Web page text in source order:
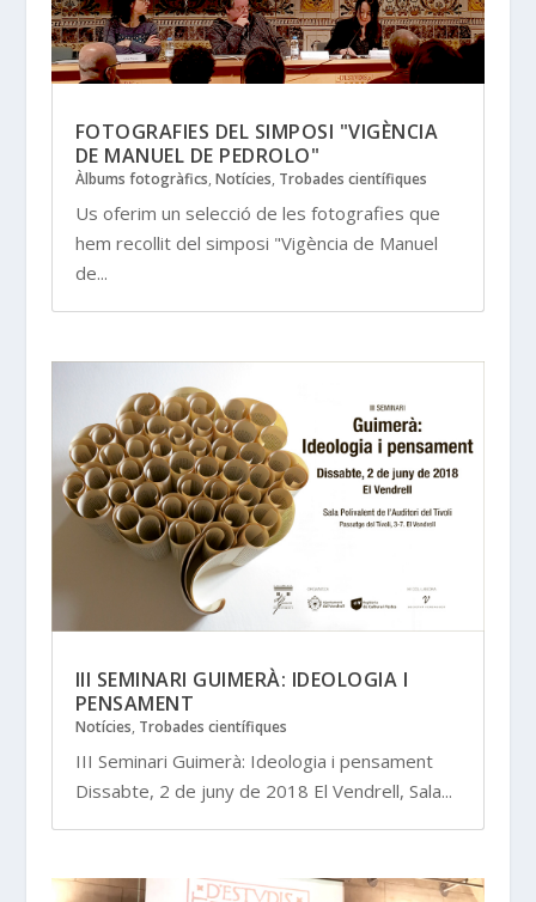
FOTOGRAFIES DEL SIMPOSI "VIGÈNCIA
DE MANUEL DE PEDROLO"
Àlbums fotogràfics, Notícies, Trobades científiques
Us oferim un selecció de les fotografies que
hem recollit del simposi "Vigència de Manuel
de...
III SEMINARI GUIMERÀ: IDEOLOGIA I
PENSAMENT
Notícies, Trobades científiques
III Seminari Guimerà: Ideologia i pensament
Dissabte, 2 de juny de 2018 El Vendrell, Sala...